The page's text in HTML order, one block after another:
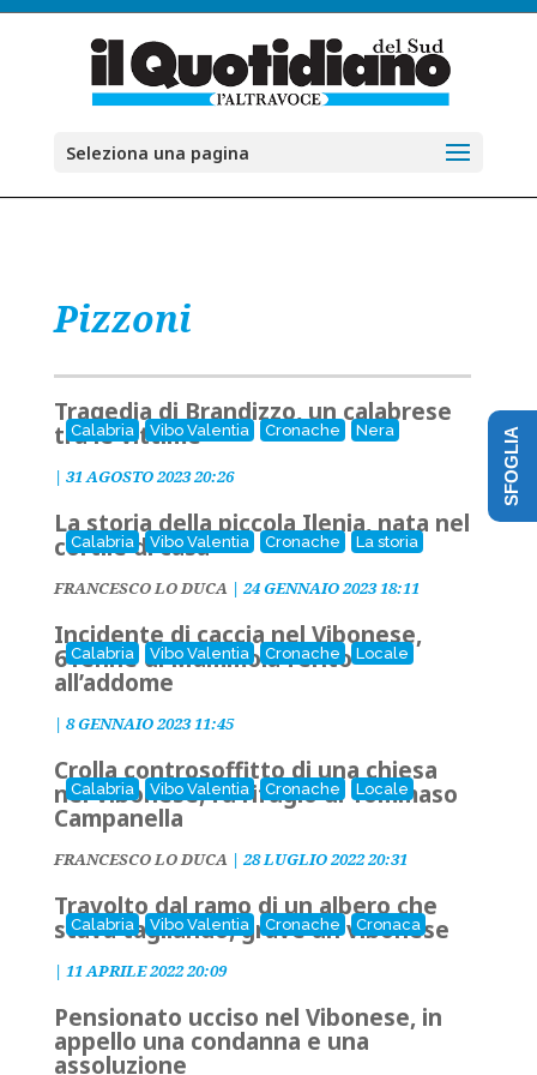
Seleziona una pagina
Pizzoni
Calabria Vibo Valentia Cronache Nera
Tragedia di Brandizzo, un calabrese
tra le vittime
| 31 AGOSTO 2023 20:26
Calabria Vibo Valentia Cronache La storia
La storia della piccola Ilenia, nata nel
cortile di casa
FRANCESCO LO DUCA| 24 GENNAIO 2023 18:11
Calabria Vibo Valentia Cronache Locale
Incidente di caccia nel Vibonese,
61enne di Mammola ferito
all’addome
| 8 GENNAIO 2023 11:45
Calabria Vibo Valentia Cronache Locale
Crolla controsoffitto di una chiesa
nel Vibonese, fu rifugio di Tommaso
Campanella
FRANCESCO LO DUCA| 28 LUGLIO 2022 20:31
Calabria Vibo Valentia Cronache Cronaca
Travolto dal ramo di un albero che
stava tagliando, grave un vibonese
| 11 APRILE 2022 20:09
Pensionato ucciso nel Vibonese, in
appello una condanna e una
assoluzione
SFOGLIA